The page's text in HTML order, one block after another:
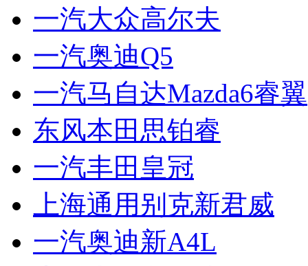
一汽大众高尔夫
一汽奥迪Q5
一汽马自达Mazda6睿翼
东风本田思铂睿
一汽丰田皇冠
上海通用别克新君威
一汽奥迪新A4L